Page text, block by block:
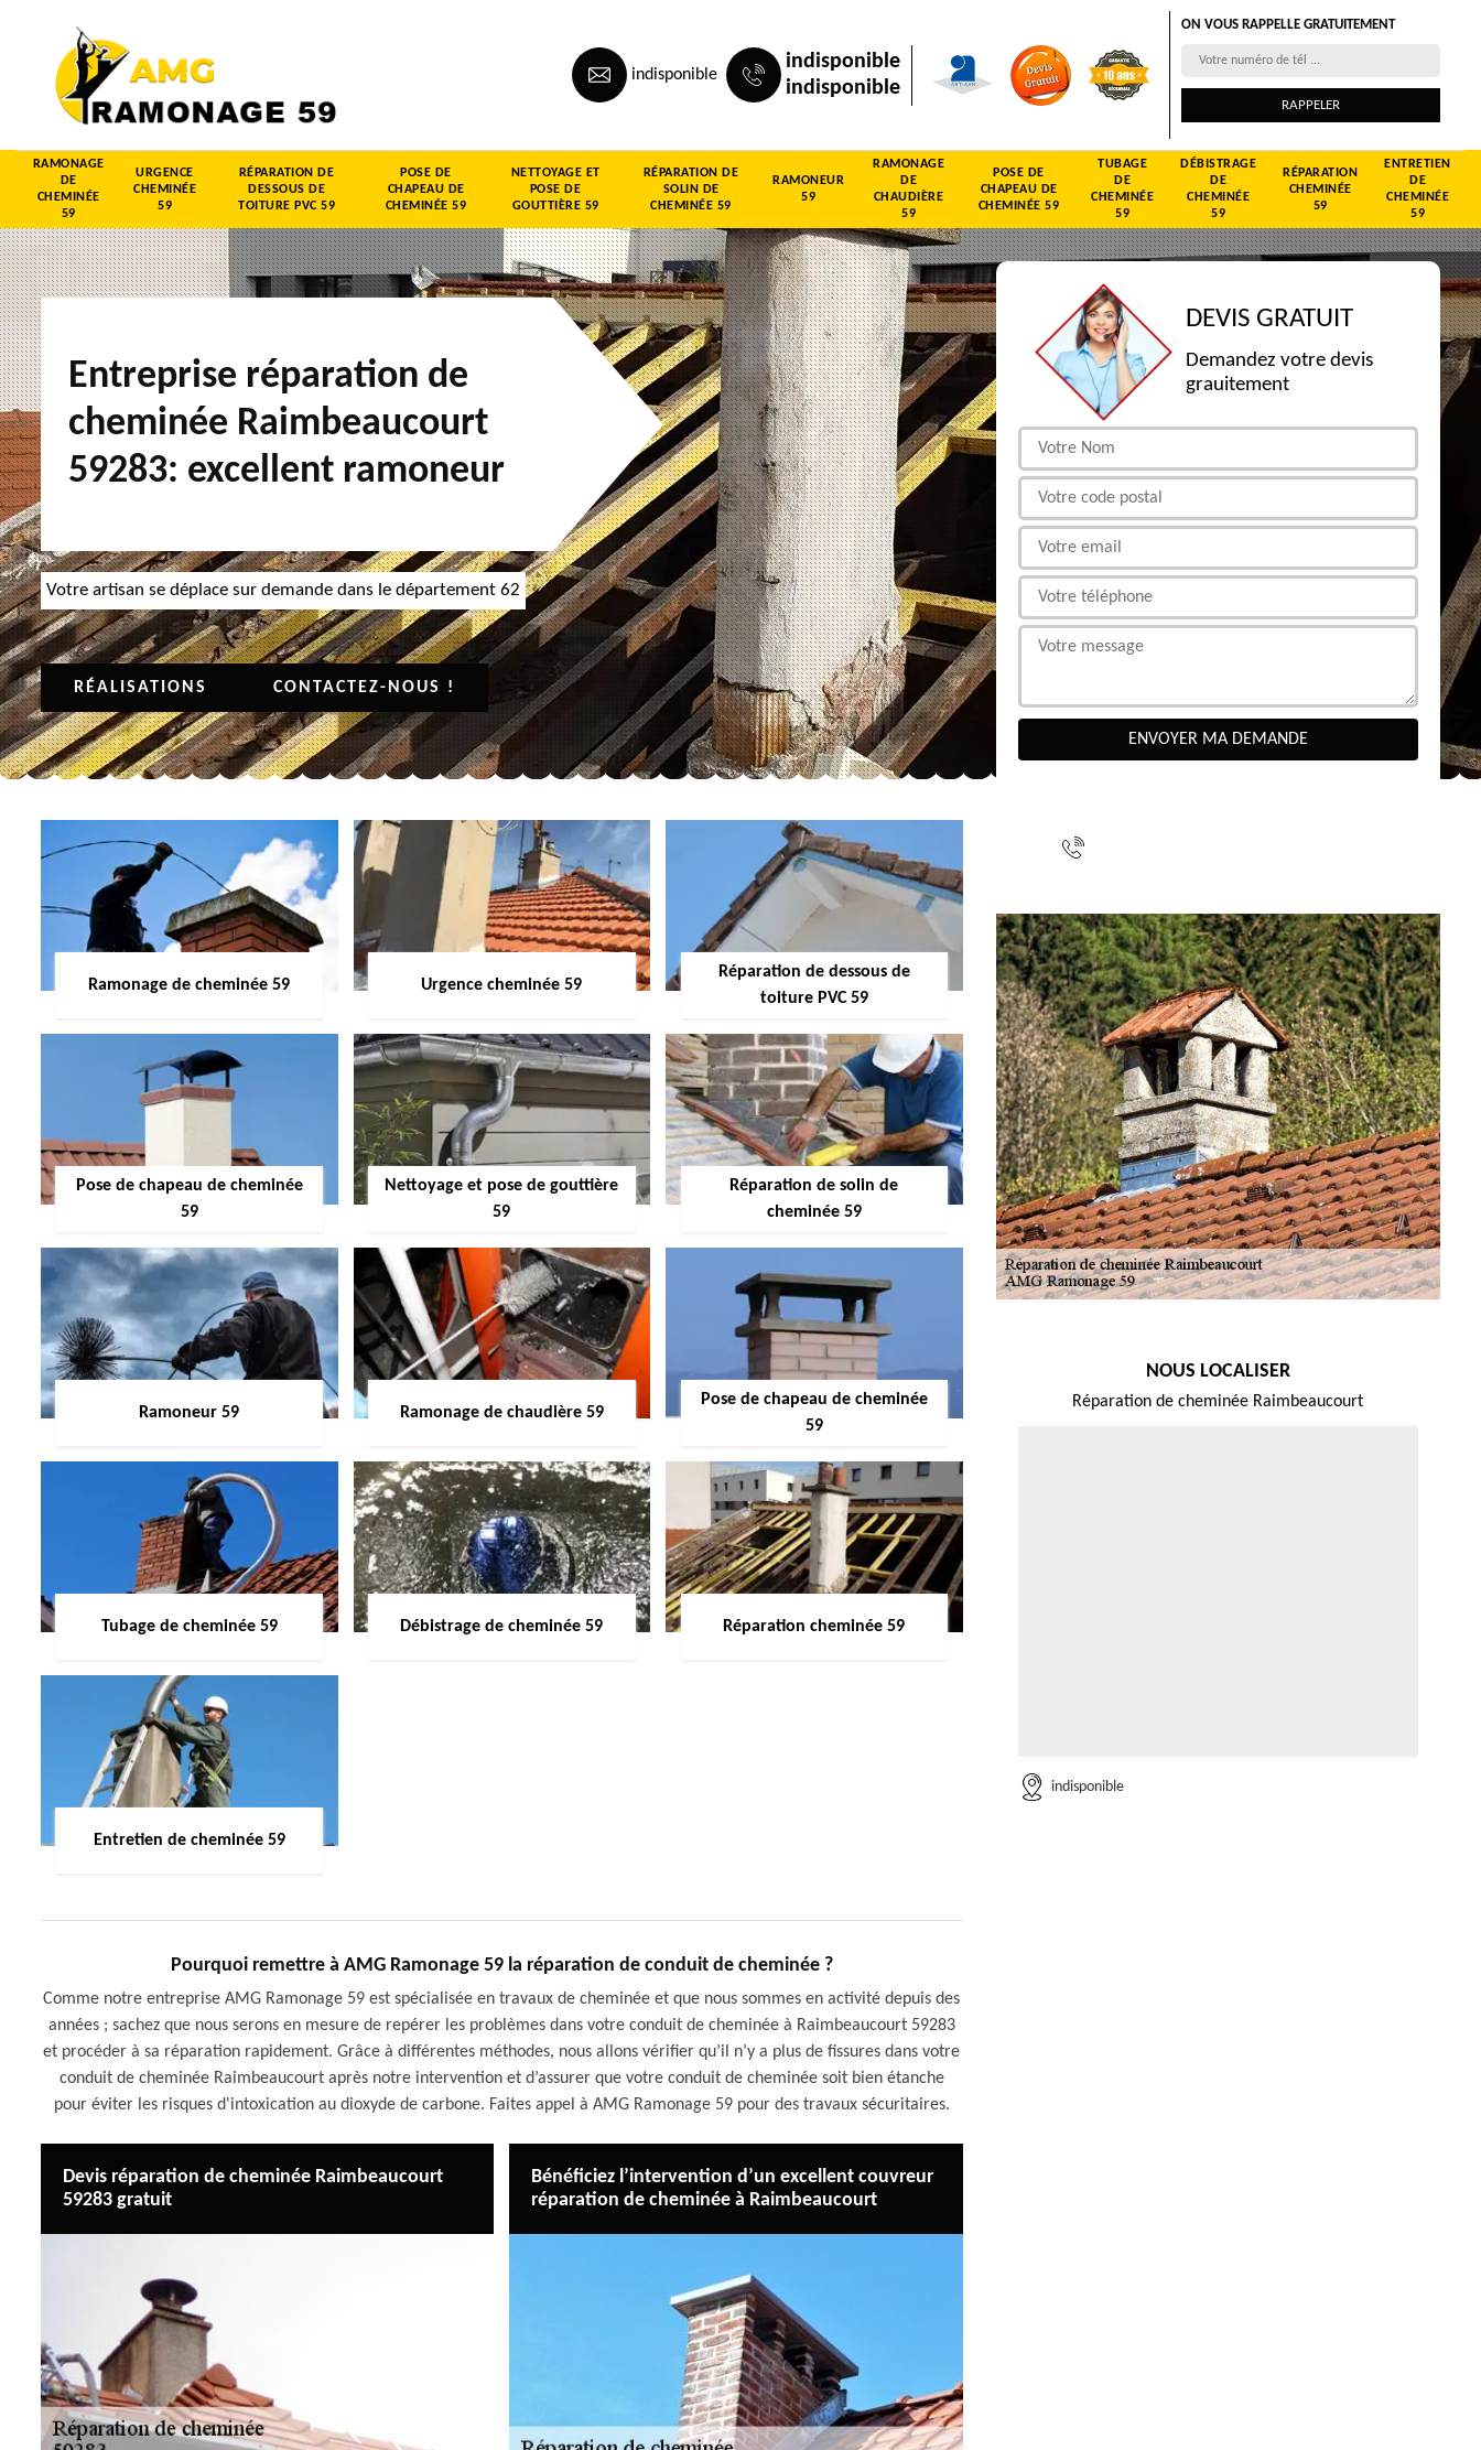
indisponible
indisponible
indisponible
ON VOUS RAPPELLE GRATUITEMENT
RAMONAGE
DE
CHEMINÉE
59
URGENCE
CHEMINÉE
59
RÉPARATION DE
DESSOUS DE
TOITURE PVC 59
POSE DE
CHAPEAU DE
CHEMINÉE 59
NETTOYAGE ET
POSE DE
GOUTTIÈRE 59
RÉPARATION DE
SOLIN DE
CHEMINÉE 59
RAMONEUR
59
RAMONAGE
DE
CHAUDIÈRE
59
POSE DE
CHAPEAU DE
CHEMINÉE 59
TUBAGE
DE
CHEMINÉE
59
DÉBISTRAGE
DE
CHEMINÉE
59
RÉPARATION
CHEMINÉE
59
ENTRETIEN
DE
CHEMINÉE
59
Entreprise réparation de
cheminée Raimbeaucourt
59283: excellent ramoneur
Votre artisan se déplace sur demande dans le département 62
RÉALISATIONS CONTACTEZ-NOUS !
Ramonage de cheminée 59 Urgence cheminée 59
Réparation de dessous de
toiture PVC 59
Pose de chapeau de cheminée
59
Nettoyage et pose de gouttière
59
Réparation de solin de
cheminée 59
Ramoneur 59 Ramonage de chaudière 59
Pose de chapeau de cheminée
59
Tubage de cheminée 59 Débistrage de cheminée 59 Réparation cheminée 59
Entretien de cheminée 59
Pourquoi remettre à AMG Ramonage 59 la réparation de conduit de cheminée ?
Comme notre entreprise AMG Ramonage 59 est spécialisée en travaux de cheminée et que nous sommes en activité depuis des
années ; sachez que nous serons en mesure de repérer les problèmes dans votre conduit de cheminée à Raimbeaucourt 59283
et procéder à sa réparation rapidement. Grâce à différentes méthodes, nous allons vérifier qu’il n’y a plus de fissures dans votre
conduit de cheminée Raimbeaucourt après notre intervention et d’assurer que votre conduit de cheminée soit bien étanche
pour éviter les risques d'intoxication au dioxyde de carbone. Faites appel à AMG Ramonage 59 pour des travaux sécuritaires.
Devis réparation de cheminée Raimbeaucourt
59283 gratuit
Bénéficiez l’intervention d’un excellent couvreur
réparation de cheminée à Raimbeaucourt
DEVIS GRATUIT
Demandez votre devis
grauitement
NOUS LOCALISER
Réparation de cheminée Raimbeaucourt
indisponible